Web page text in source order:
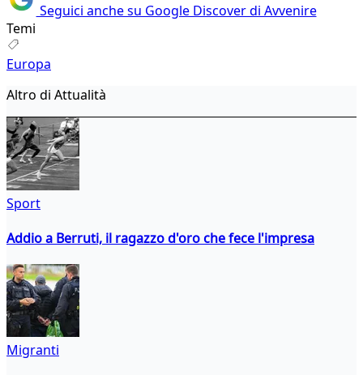
Seguici anche su Google Discover di Avvenire
Temi
Europa
Altro di Attualità
Sport
Addio a Berruti, il ragazzo d'oro che fece l'impresa
Migranti